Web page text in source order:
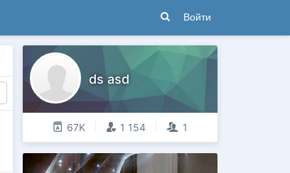
Войти
ds asd
67K 1 154 1